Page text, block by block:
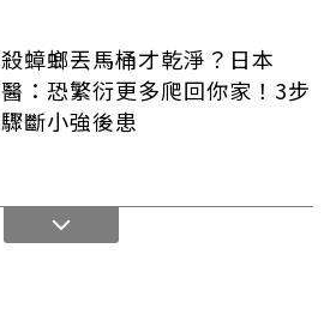
殺蟑螂丟馬桶才乾淨？日本
醫：恐繁衍更多爬回你家！3步
驟斷小強後患